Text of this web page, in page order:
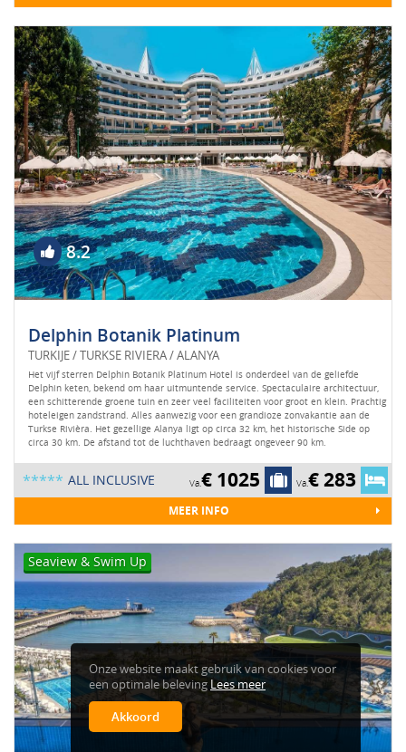
8.2
Delphin Botanik Platinum
TURKIJE / TURKSE RIVIERA / ALANYA
Het vijf sterren Delphin Botanik Platinum Hotel is onderdeel van de geliefde
Delphin keten, bekend om haar uitmuntende service. Spectaculaire architectuur,
een schitterende groene tuin en zeer veel faciliteiten voor groot en klein. Prachtig
hoteleigen zandstrand. Alles aanwezig voor een grandioze zonvakantie aan de
Turkse Rivièra. Het gezellige Alanya ligt op circa 32 km, het historische Side op
circa 30 km. De afstand tot de luchthaven bedraagt ongeveer 90 km.
MEER INFO
ALL INCLUSIVE
***** Va.€ 283
Va.€ 1025
Seaview & Swim Up
Onze website maakt gebruik van cookies voor
een optimale beleving Lees meer
Akkoord